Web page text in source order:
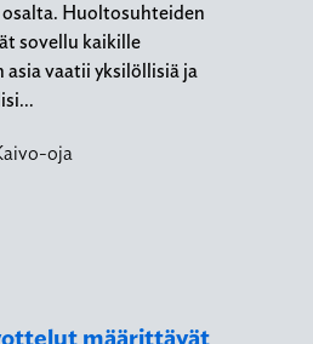
Huoltosuhteiden
sovellu kaikille
asia vaatii yksilöllisiä ja
oja
määrittävät